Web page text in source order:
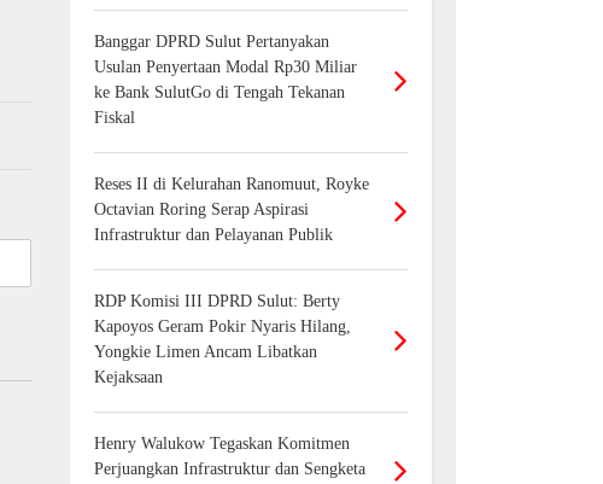
Banggar DPRD Sulut Pertanyakan
Usulan Penyertaan Modal Rp30 Miliar
ke Bank SulutGo di Tengah Tekanan
Fiskal
Reses II di Kelurahan Ranomuut, Royke
Octavian Roring Serap Aspirasi
Infrastruktur dan Pelayanan Publik
RDP Komisi III DPRD Sulut: Berty
Kapoyos Geram Pokir Nyaris Hilang,
Yongkie Limen Ancam Libatkan
Kejaksaan
Henry Walukow Tegaskan Komitmen
Perjuangkan Infrastruktur dan Sengketa